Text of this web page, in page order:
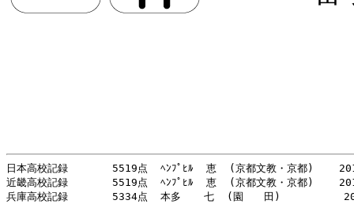
日本高校記録       5519点  ﾍﾝﾌﾟﾋﾙ  恵  (京都文教・京都)
近畿高校記録       5519点  ﾍﾝﾌﾟﾋﾙ  恵  (京都文教・京都)
兵庫高校記録       5334点  本多  　七  (園　　田)